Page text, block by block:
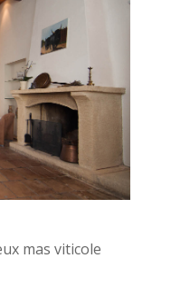
mas viticole